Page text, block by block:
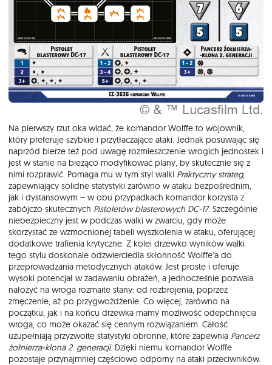
Na pierwszy rzut oka widać, że komandor Wolffe to wojownik,
który preferuje szybkie i przytłaczające ataki. Jednak posuwając się
naprzód bierze też pod uwagę rozmieszczenie wrogich jednostek i
jest w stanie na bieżąco modyfikować plany, by skutecznie się z
nimi rozprawić. Pomaga mu w tym styl walki Praktyczny strateg,
zapewniający solidne statystyki zarówno w ataku bezpośrednim,
jak i dystansowym – w obu przypadkach komandor korzysta z
zabójczo skutecznych Pistoletów blasterowych DC-17. Szczególnie
niebezpieczny jest w podczas walki w zwarciu, gdy może
skorzystać ze wzmocnionej tabeli wyszkolenia w ataku, oferującej
dodatkowe trafienia krytyczne. Z kolei drzewko wyników walki
tego stylu doskonale odzwierciedla skłonność Wolffe’a do
przeprowadzania metodycznych ataków. Jest proste i oferuje
wysoki potencjał w zadawaniu obrażeń, a jednocześnie pozwala
nałożyć na wroga rozmaite stany: od rozbrojenia, poprzez
zmęczenie, aż po przygwożdżenie. Co więcej, zarówno na
początku, jak i na końcu drzewka mamy możliwość odepchnięcia
wroga, co może okazać się cennym rozwiązaniem. Całość
uzupełniają przyzwoite statystyki obronne, które zapewnia Pancerz
żołnierza-klona 2. generacji. Dzięki niemu komandor Wolffe
pozostaje przynajmniej częściowo odporny na ataki przeciwników.